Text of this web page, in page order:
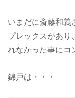
いまだに斎藤和義
プレックスがあり
れなかった事にコ
錦戸は・・・